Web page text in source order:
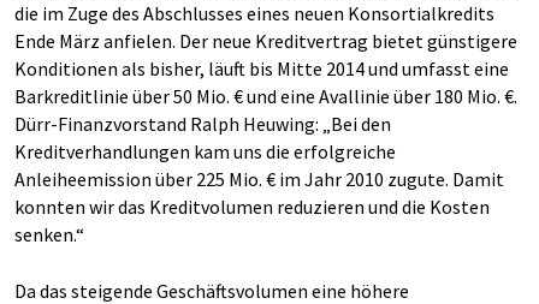
die im Zuge des Abschlusses eines neuen Konsortialkredits
Ende März anfielen. Der neue Kreditvertrag bietet günstigere
Konditionen als bisher, läuft bis Mitte 2014 und umfasst eine
Barkreditlinie über 50 Mio. € und eine Avallinie über 180 Mio. €.
Dürr-Finanzvorstand Ralph Heuwing: „Bei den
Kreditverhandlungen kam uns die erfolgreiche
Anleiheemission über 225 Mio. € im Jahr 2010 zugute. Damit
konnten wir das Kreditvolumen reduzieren und die Kosten
senken.“
Da das steigende Geschäftsvolumen eine höhere